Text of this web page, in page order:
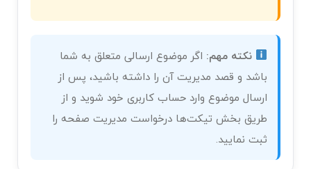
نکته مهم: اگر موضوع ارسالی متعلق به شما
باشد و قصد مدیریت آن را داشته باشید، پس از
ارسال موضوع وارد حساب کاربری خود شوید و از
طریق بخش تیکت‌ها درخواست مدیریت صفحه را
ثبت نمایید.